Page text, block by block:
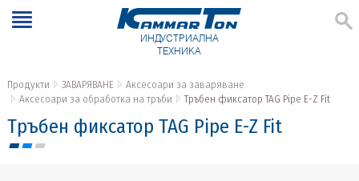
ИНДУСТРИАЛНА
ТЕХНИКА
Продукти ЗАВАРЯВАНЕ
Аксесоари за заваряване
Аксесоари за обработка на тръби
Тръбен фиксатор TAG Pipe E-Z Fit
Тръбен фиксатор TAG Pipe E-Z Fit